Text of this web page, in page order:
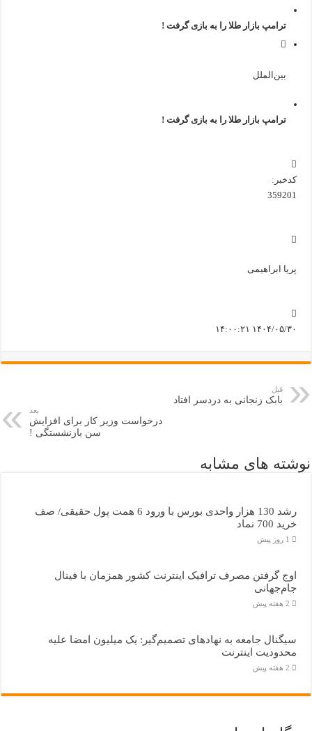
ترامپ بازار طلا را به بازی گرفت !
بین‌الملل
ترامپ بازار طلا را به بازی گرفت !
کدخبر:
359201
پریا ابراهیمی
۱۴۰۴/۰۵/۳۰ ۱۴:۰۰:۲۱
قبل
بابک زنجانی به دردسر افتاد
بعد
درخواست وزیر کار برای افزایش
سن بازنشستگی !
نوشته های مشابه
رشد 130 هزار واحدی بورس با ورود 6 همت پول حقیقی/ صف
خرید 700 نماد
1 روز پیش
اوج گرفتن مصرف ترافیک اینترنت کشور همزمان با فینال
جام‌جهانی
2 هفته پیش
سیگنال جامعه به نهادهای تصمیم‌گیر: یک میلیون امضا علیه
محدودیت اینترنت
2 هفته پیش